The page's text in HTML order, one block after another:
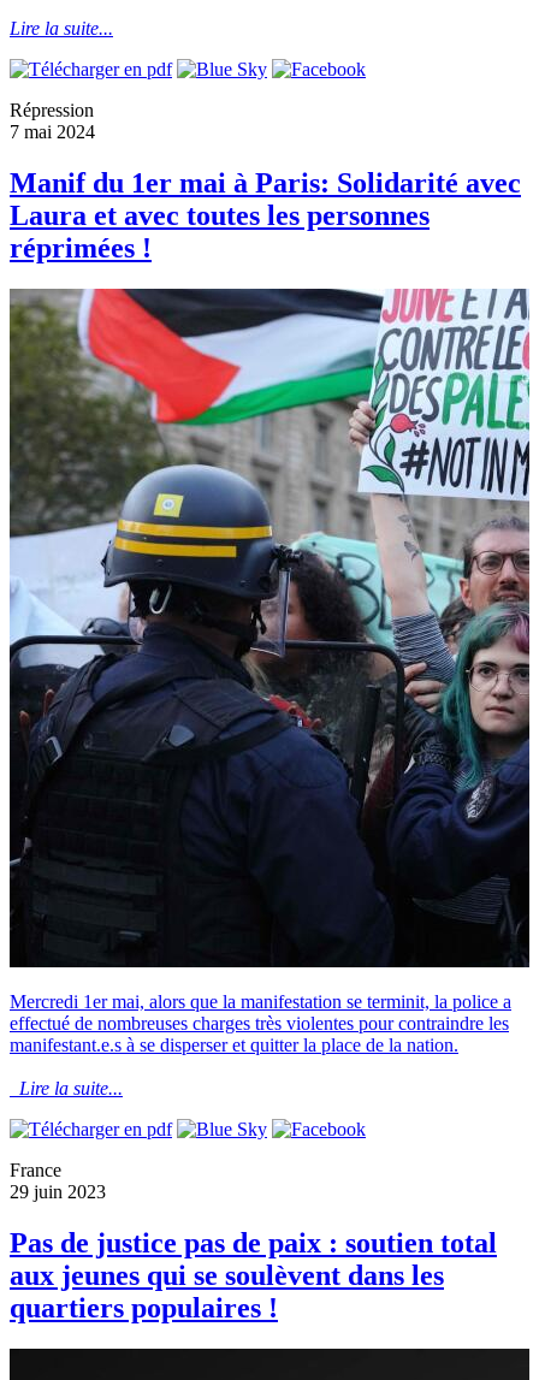
Lire la suite...
Répression
7 mai 2024
Manif du 1er mai à Paris: Solidarité avec
Laura et avec toutes les personnes
réprimées !
Mercredi 1er mai, alors que la manifestation se terminit, la police a
effectué de nombreuses charges très violentes pour contraindre les
manifestant.e.s à se disperser et quitter la place de la nation.
Lire la suite...
France
29 juin 2023
Pas de justice pas de paix : soutien total
aux jeunes qui se soulèvent dans les
quartiers populaires !